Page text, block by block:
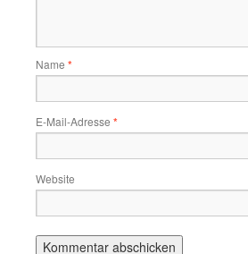
Name *
E-Mail-Adresse *
Website